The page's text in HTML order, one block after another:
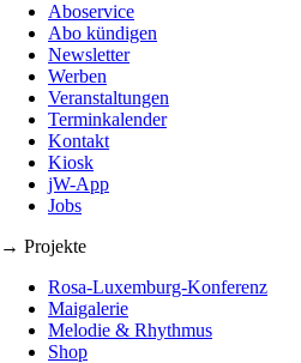
Aboservice
Abo kündigen
Newsletter
Werben
Veranstaltungen
Terminkalender
Kontakt
Kiosk
jW-App
Jobs
→ Projekte
Rosa-Luxemburg-Konferenz
Maigalerie
Melodie & Rhythmus
Shop